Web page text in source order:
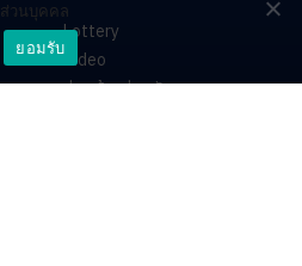
Lottery
Video
ร่วมด้วยช่วยกัน
ส่วนบุคคล
ยอมรับ